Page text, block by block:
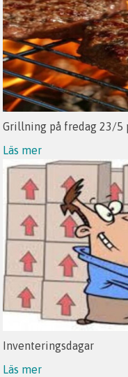
Grillning på fredag 23/5
Läs mer
Inventeringsdagar
Läs mer